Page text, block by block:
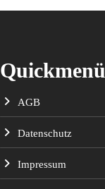
Quickmenü
AGB
Datenschutz
Impressum